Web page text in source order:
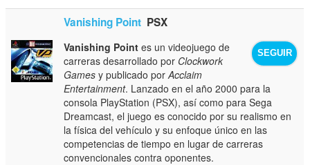
Vanishing Point PSX
SEGUIR
Vanishing Point es un videojuego de
carreras desarrollado por Clockwork
Games y publicado porAcclaim
Entertainment. Lanzado en el año 2000 para la
consola PlayStation (PSX), así como para Sega
Dreamcast, el juego es conocido por su realismo en
la física del vehículo y su enfoque único en las
competencias de tiempo en lugar de carreras
convencionales contra oponentes.